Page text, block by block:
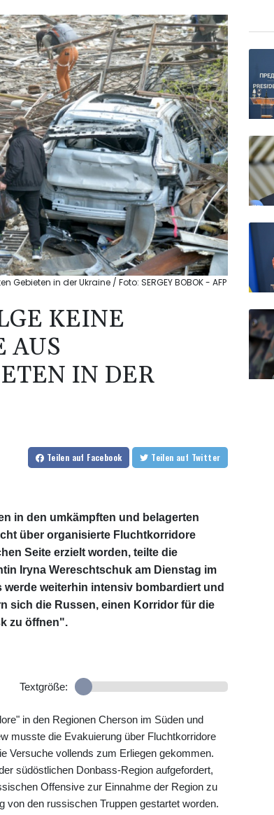
in der Ukraine / Foto: SERGEY BOBOK - AFP
KEINE
AUS
IN DER
Teilen auf Facebook Teilen auf Twitter
in den umkämpften und belagerten
über organisierte Fluchtkorridore
Seite erzielt worden, teilte die
Iryna Wereschtschuk am Dienstag im
werde weiterhin intensiv bombardiert und
sich die Russen, einen Korridor für die
zu öffnen".
Textgröße:
in den Regionen Cherson im Süden und
musste die Evakuierung über Fluchtkorridore
Versuche vollends zum Erliegen gekommen.
südöstlichen Donbass-Region aufgefordert,
Offensive zur Einnahme der Region zu
von den russischen Truppen gestartet worden.